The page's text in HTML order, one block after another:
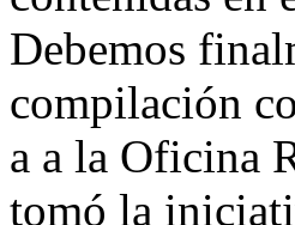
Debemos
compilación
a a la Oficina
tomó la